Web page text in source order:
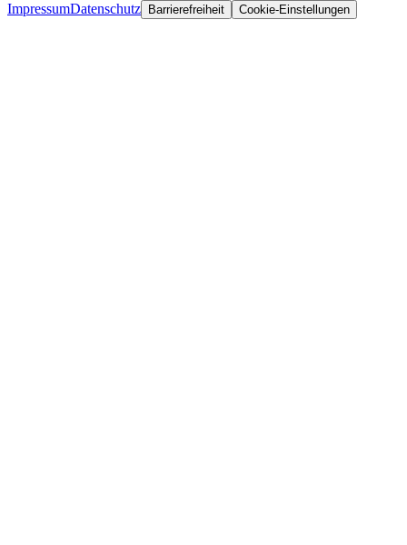
ImpressumDatenschutz Barrierefreiheit Cookie-Einstellungen